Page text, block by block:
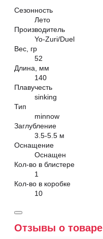
Сезонность
Лето
Производитель
Yo-Zuri/Duel
Вес, гр
52
Длина, мм
140
Плавучесть
sinking
Тип
minnow
Заглубление
3.5-5.5 м
Оснащение
Оснащен
Кол-во в блистере
1
Кол-во в коробке
10
Отзывы о товаре